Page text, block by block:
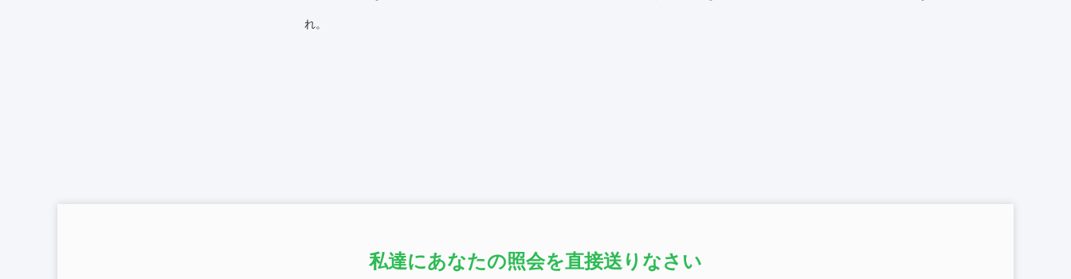
れ。
私達にあなたの照会を直接送りなさい